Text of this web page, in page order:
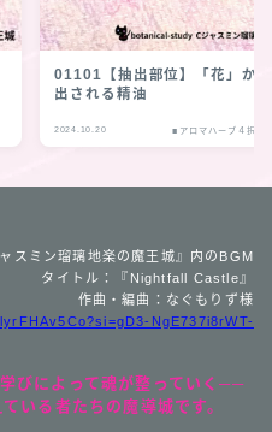
01101【抽出部位】「花」か
出される精油
2024.10.20 ■アロマハーブ４択ク
ャスミン瑠璃地楽の魔王城』内のBGM
タイトル：『Nightfall Castle』
作曲・編曲：なぐもりず様
NgE737i8rWT-
びによって魂が整っていく──
いる者たちの魔導城です。